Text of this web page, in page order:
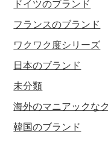
ドイツのブランド
フランスのブランド
ワクワク度シリーズ
日本のブランド
未分類
海外のマニアックな
韓国のブランド